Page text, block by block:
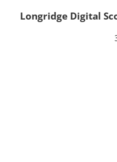
Longridge Digital